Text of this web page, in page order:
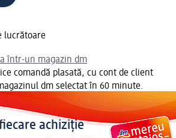
lucrătoare
într-un magazin dm
comandă plasată, cu cont de client
dm selectat în 60 minute.
achiziție